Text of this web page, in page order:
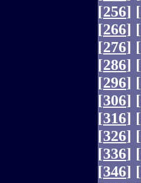
[256] [
[266] [
[276] [
[286] [
[296] [
[306] [
[316] [
[326] [
[336] [
[346] [